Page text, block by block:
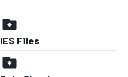
IES Files